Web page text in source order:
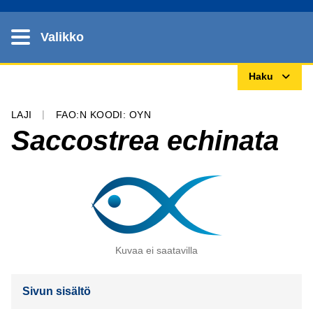
Valikko
Haku
LAJI FAO:N KOODI: OYN
Saccostrea echinata
Kuvaa ei saatavilla
Sivun sisältö